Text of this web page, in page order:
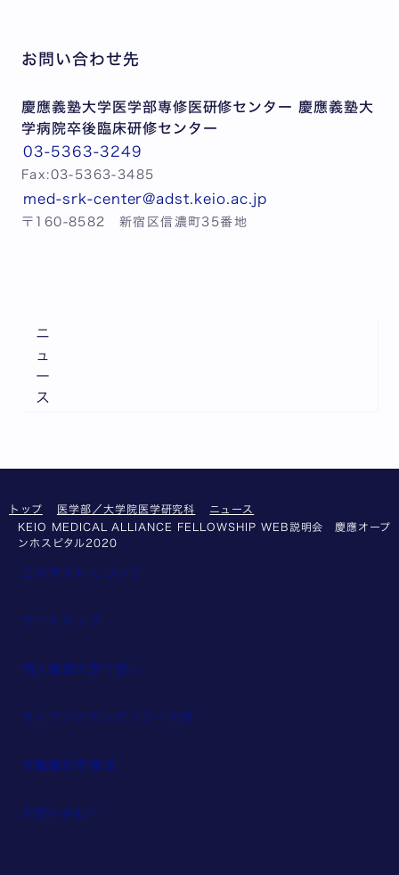
お問い合わせ先
慶應義塾大学医学部専修医研修センター 慶應義塾大
学病院卒後臨床研修センター
03-5363-3249
Fax:03-5363-3485
med-srk-center@adst.keio.ac.jp
〒160-8582 新宿区信濃町35番地
ニ
ュ
ー
ス
トップ 医学部／大学院医学研究科
ニュース
KEIO MEDICAL ALLIANCE FELLOWSHIP WEB説明会 慶應オープ
ンホスピタル2020
このサイトについて
サイトマップ
個人情報の取り扱い
ウェブアクセシビリティ方針
教職員採用情報
お問い合わせ